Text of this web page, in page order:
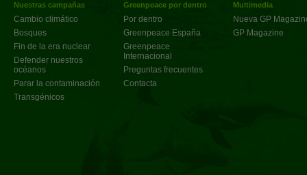
Nuestras campañas
Cambio climático
Bosques
Fin de la era nuclear
Defender nuestros
océanos
Parar la contaminación
Transgénicos
Greenpeace por dentro
Por dentro
Greenpeace España
Greenpeace
Internacional
Preguntas frecuentes
Contacta
Multimedia
Nueva GP
GP Magazine